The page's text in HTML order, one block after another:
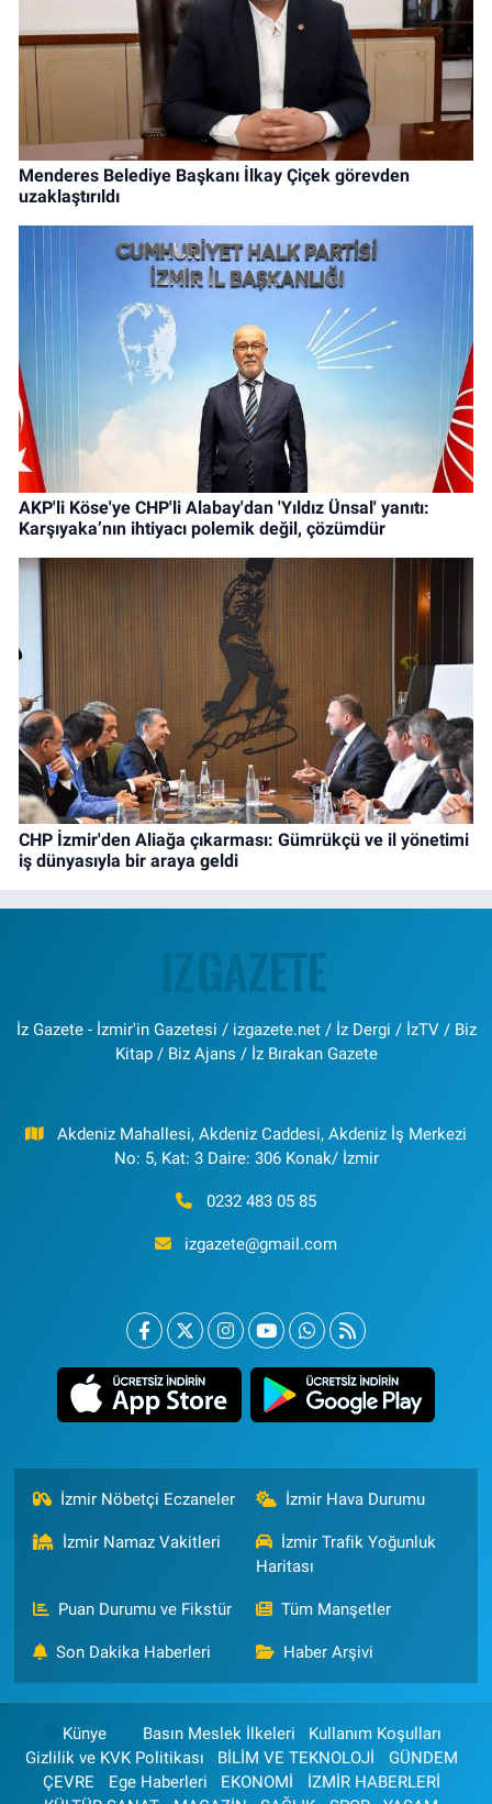
Menderes Belediye Başkanı İlkay Çiçek görevden
uzaklaştırıldı
AKP'li Köse'ye CHP'li Alabay'dan 'Yıldız Ünsal' yanıtı:
Karşıyaka’nın ihtiyacı polemik değil, çözümdür
CHP İzmir'den Aliağa çıkarması: Gümrükçü ve il yönetimi
iş dünyasıyla bir araya geldi
İz Gazete - İzmir'in Gazetesi / izgazete.net / İz Dergi / İzTV / Biz
Kitap / Biz Ajans / İz Bırakan Gazete
Akdeniz Mahallesi, Akdeniz Caddesi, Akdeniz İş Merkezi
No: 5, Kat: 3 Daire: 306 Konak/ İzmir
0232 483 05 85
izgazete@gmail.com
İzmir Nöbetçi Eczaneler İzmir Hava Durumu
İzmir Namaz Vakitleri
İzmir Trafik Yoğunluk
Haritası
Puan Durumu ve Fikstür Tüm Manşetler
Son Dakika Haberleri Haber Arşivi
Künye Basın Meslek İlkeleri
Kullanım Koşulları
Gizlilik ve KVK Politikası
BİLİM VE TEKNOLOJİ
GÜNDEM
ÇEVRE
Ege Haberleri EKONOMİ
İZMİR HABERLERİ